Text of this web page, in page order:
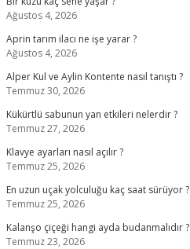
Ağustos 4, 2026
Aprin tarım ilacı ne işe yarar ?
Ağustos 4, 2026
Alper Kul ve Aylin Kontente nasıl tanıştı ?
Temmuz 30, 2026
Kükürtlü sabunun yan etkileri nelerdir ?
Temmuz 27, 2026
Klavye ayarları nasıl açılır ?
Temmuz 25, 2026
En uzun uçak yolculuğu kaç saat sürüyor ?
Temmuz 25, 2026
Kalanşo çiçeği hangi ayda budanmalıdır ?
Temmuz 23, 2026